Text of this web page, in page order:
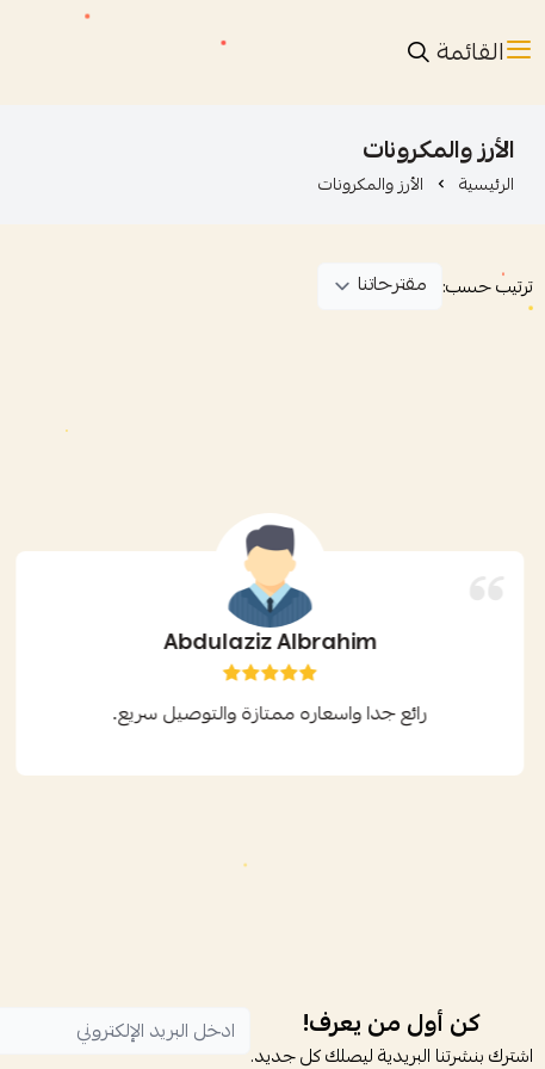
القائمة
الأرز والمكرونات
الرئيسية الأرز والمكرونات
ترتيب حسب:
Abdulaziz Albrahim
رائع جدا واسعاره ممتازة والتوصيل سريع.
كن أول من يعرف!
اشترك بنشرتنا البريدية ليصلك كل جديد.